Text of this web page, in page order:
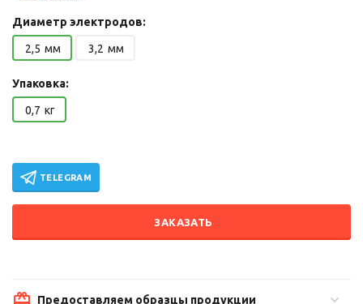
Диаметр электродов:
2,5 мм 3,2 мм
Упаковка:
0,7 кг
TELEGRAM
ЗАКАЗАТЬ
Предоставляем образцы продукции